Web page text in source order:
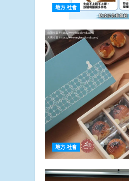
地方.社會
地方.社會